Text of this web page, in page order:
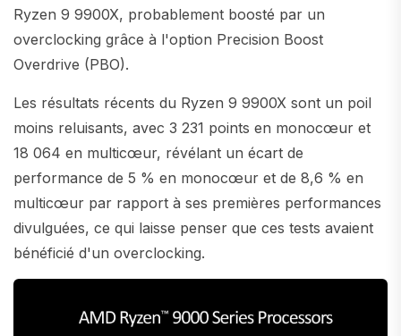
Ryzen 9 9900X, probablement boosté par un
overclocking grâce à l'option Precision Boost
Overdrive (PBO).
Les résultats récents du Ryzen 9 9900X sont un poil
moins reluisants, avec 3 231 points en monocœur et
18 064 en multicœur, révélant un écart de
performance de 5 % en monocœur et de 8,6 % en
multicœur par rapport à ses premières performances
divulguées, ce qui laisse penser que ces tests avaient
bénéficié d'un overclocking.